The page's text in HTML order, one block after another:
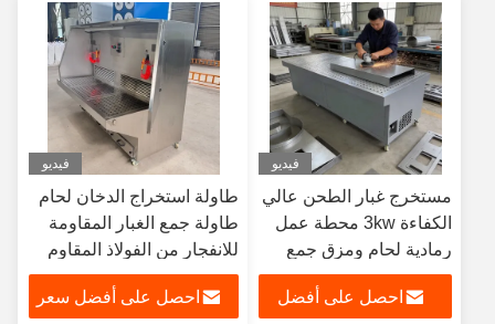
فيديو
مستخرج غبار الطحن عالي
الكفاءة 3kw محطة عمل
رمادية لحام ومزق جمع
الدخان لسلامة ورشة
العمل
احصل على أفضل
فيديو
طاولة استخراج الدخان لحام
طاولة جمع الغبار المقاومة
للانفجار من الفولاذ المقاوم
للصدأ
احصل على أفضل سعر